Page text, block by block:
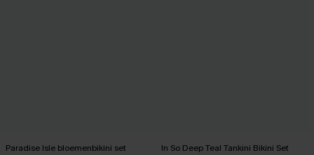
Paradise Isle bloemenbikini set In So Deep Teal Tankini Bikini Set